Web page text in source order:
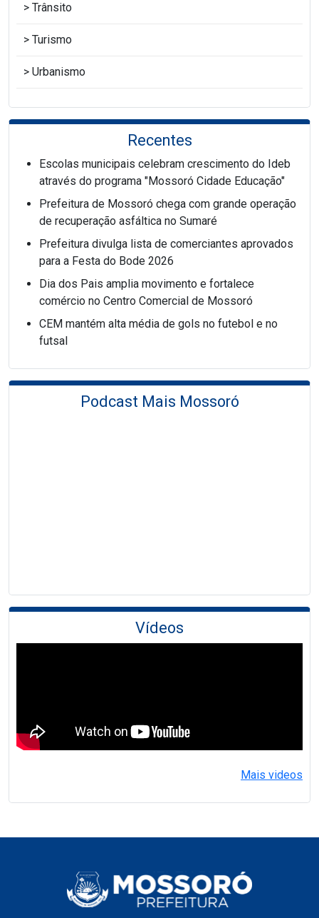
Trânsito
Turismo
Urbanismo
Recentes
Escolas municipais celebram crescimento do Ideb
através do programa "Mossoró Cidade Educação"
Prefeitura de Mossoró chega com grande operação
de recuperação asfáltica no Sumaré
Prefeitura divulga lista de comerciantes aprovados
para a Festa do Bode 2026
Dia dos Pais amplia movimento e fortalece
comércio no Centro Comercial de Mossoró
CEM mantém alta média de gols no futebol e no
futsal
Podcast Mais Mossoró
Vídeos
Mais videos